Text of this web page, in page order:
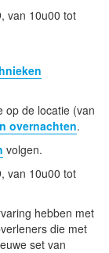
van 10u00 tot
op de locatie (van
overnachten.
volgen.
van 10u00 tot
hebben met
die met
set van